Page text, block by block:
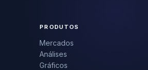
PRODUTOS
Mercados
Análises
Gráficos